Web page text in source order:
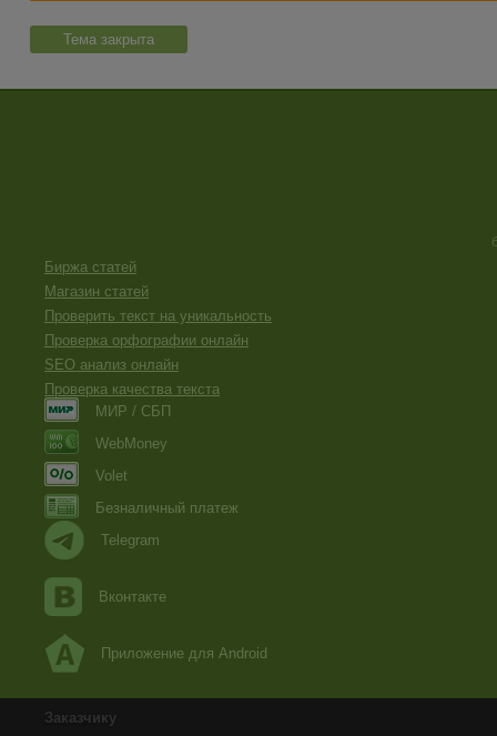
Тема закрыта
Биржа статей
Магазин статей
Проверить текст на уникальность
Проверка орфографии онлайн
SEO анализ онлайн
Проверка качества текста
МИР / СБП
WebMoney
Volet
Безналичный платеж
Telegram
Вконтакте
Приложение для Android
Заказчику